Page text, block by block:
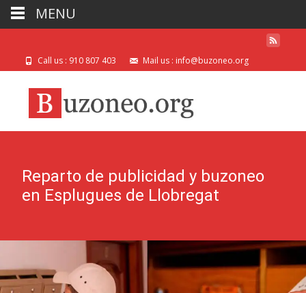
Call us : 910 807 403 Mail us : info@buzoneo.org
Reparto de publicidad y buzoneo
en Esplugues de Llobregat
MENU